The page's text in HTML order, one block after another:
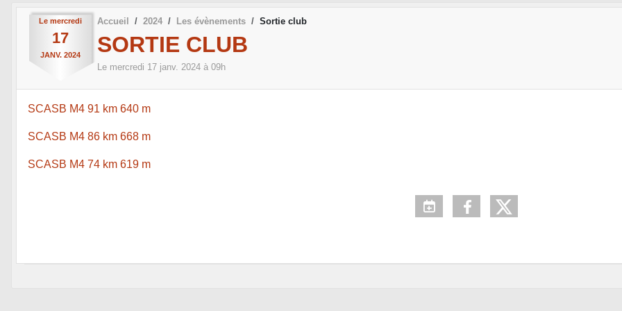
Le mercredi
17
JANV. 2024
Accueil 2024 Les évènements Sortie club
SORTIE CLUB
Le mercredi 17 janv. 2024 à 09h
SCASB M4 91 km 640 m
SCASB M4 86 km 668 m
SCASB M4 74 km 619 m